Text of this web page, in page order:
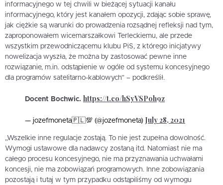
informacyjnego w tej chwili w bieżącej sytuacji kanału
informacyjnego, który jest kanałem opozycji, zdając sobie sprawę,
jak ciężkie są warunki do prowadzenia rozsądnej refleksji nad tym,
zaproponowałem wicemarszałkowi Terleckiemu, ale przede
wszystkim przewodniczącemu klubu PiS, z którego inicjatywy
nowelizacja wyszła, że można by zastosować pewne inne
rozwiązanie, m.in. odstąpienie w ogóle od systemu koncesyjnego
dla programów satelitarno-kablowych” – podkreślił.
Docent Bochwic. https://t.co/hSyVSPoh9z
— jozefmoneta🇵🇱💯 (@jozefmoneta) July 28, 2021
„Wszelkie inne regulacje zostają. To nie jest zupełna dowolność.
Wymogi ustawowe dla nadawcy zostaną itd. Natomiast nie ma
całego procesu koncesyjnego, nie ma przyznawania uchwałami
koncesji, nie ma zobowiązań programowych. Inne zobowiązania
pozostają i tutaj w tym przypadku odstąpiliśmy od wymogu